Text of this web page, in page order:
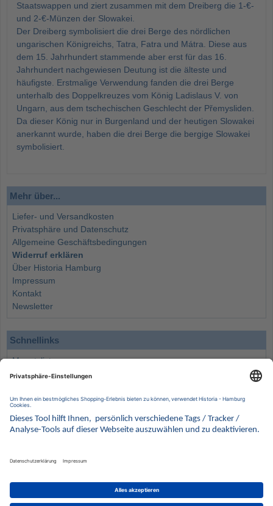
Staatswappen und ziert zusammen mit dem Dreiberg die 1-€-
und 2-€-Münzen der Slowakei.
Der Dreiberg symbolisiert die drei Berge des nördlichen
ungarischen Königreichs, Tatra, Fatra und Mátra. Diese aus
dem 15. Jahrhundert stammende aber erst für das 16.
Jahrhundert nachgewiesen Deutung ist die älteste und
häufigste. Erstmalige Verwendung fanden die drei Berge
unterhalb des Doppelkreuzes vom König Ladislaus V. von
Ungarn, aus dem tschechischen Geschlecht der Přemysliden.
Da dieser König nur in Burgenland und der heutigen Slowakei
anerkannt wurde, haben die drei Berge die bergige Slowakei
symbolisiert.
Mehr über...
Liefer- und Versandkosten
Privatsphäre und Datenschutz
Allgemeine Geschäftsbedingungen
Widerruf erklären
Über Historia Hamburg
Impressum
Kontakt
Newsletter
Schnellinks
Monatsliste
Angebote
Wissenswertes
Kontakt
Wir behalten uns vor, für ausgewählte Münzen die Differenzbesteuerung gemäß § 25a UStG
anzuwenden.